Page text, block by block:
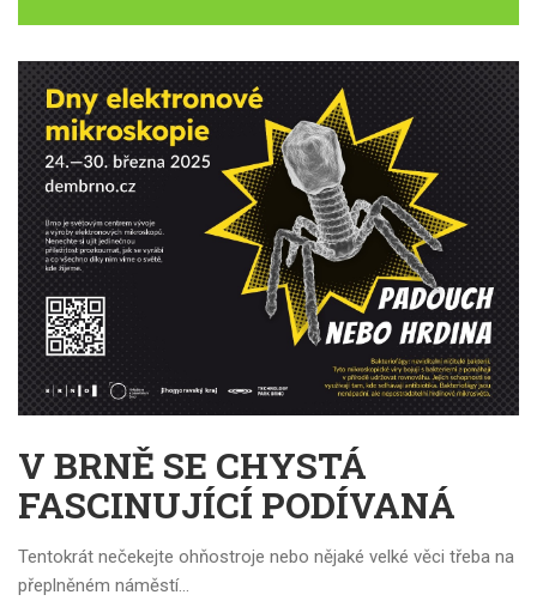
V BRNĚ SE CHYSTÁ
FASCINUJÍCÍ PODÍVANÁ
Tentokrát nečekejte ohňostroje nebo nějaké velké věci třeba na
přeplněném náměstí...